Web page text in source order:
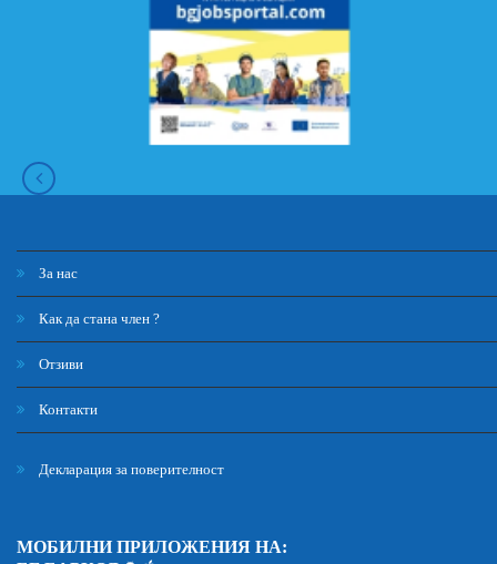
За нас
Как да стана член ?
Отзиви
Контакти
Декларация за поверителност
МОБИЛНИ ПРИЛОЖЕНИЯ НА: